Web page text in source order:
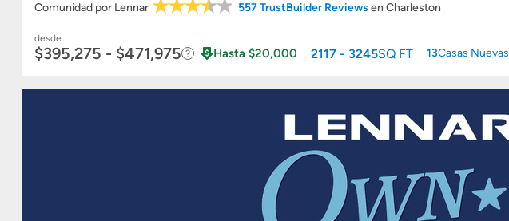
Comunidad por Lennar 557 TrustBuilder Reviews en Charleston
desde
$395,275 - $471,975 Hasta $20,000 2117 - 3245SQ FT 13Casas Nuevas